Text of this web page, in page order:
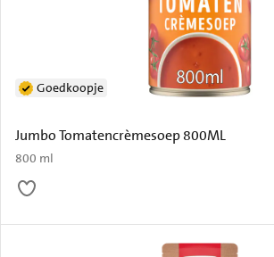
Jumbo Tomatencrèmesoep 800ML
800 ml
Goedkoopje